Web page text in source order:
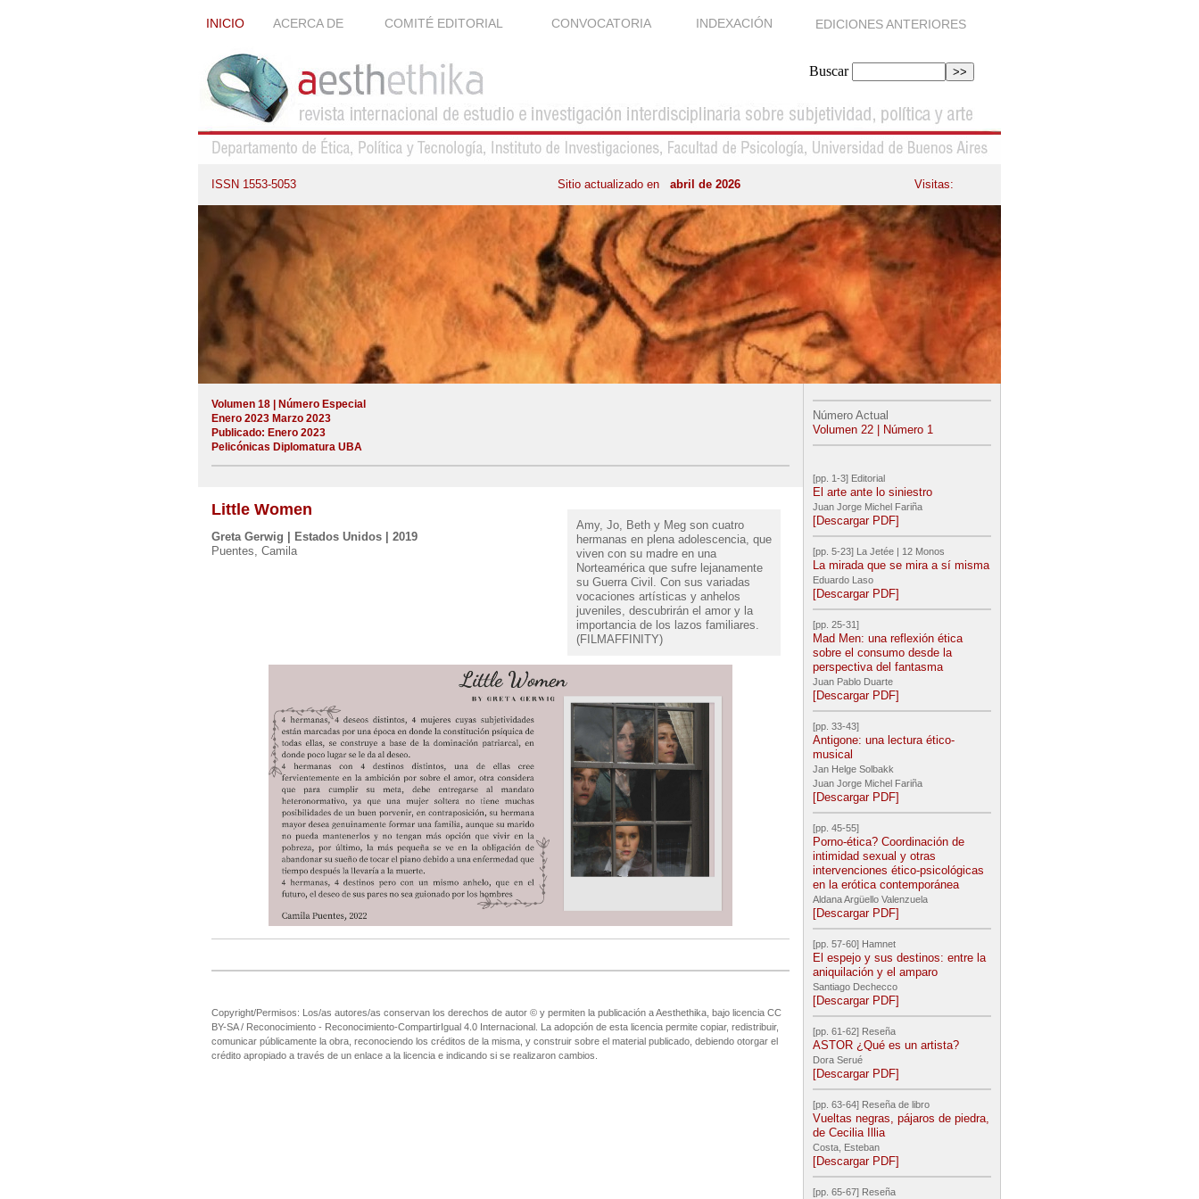
INICIO ACERCA DE COMITÉ EDITORIAL CONVOCATORIA INDEXACIÓN EDICIONES ANTERIORES
Buscar
ISSN 1553-5053 Sitio actualizado en abril de 2026 Visitas:
Volumen 18 | Número Especial
Enero 2023 Marzo 2023
Publicado: Enero 2023
Pelicónicas Diplomatura UBA
Amy, Jo, Beth y Meg son cuatro
hermanas en plena adolescencia, que
viven con su madre en una
Norteamérica que sufre lejanamente
su Guerra Civil. Con sus variadas
vocaciones artísticas y anhelos
juveniles, descubrirán el amor y la
importancia de los lazos familiares.
(FILMAFFINITY)
Little Women
Greta Gerwig | Estados Unidos | 2019
Puentes, Camila
Copyright/Permisos: Los/as autores/as conservan los derechos de autor © y permiten la publicación a Aesthethika, bajo licencia CC
BY-SA / Reconocimiento - Reconocimiento-CompartirIgual 4.0 Internacional. La adopción de esta licencia permite copiar, redistribuir,
comunicar públicamente la obra, reconociendo los créditos de la misma, y construir sobre el material publicado, debiendo otorgar el
crédito apropiado a través de un enlace a la licencia e indicando si se realizaron cambios.
Número Actual
Volumen 22 | Número 1
[pp. 1-3] Editorial
El arte ante lo siniestro
Juan Jorge Michel Fariña
[Descargar PDF]
[pp. 5-23] La Jetée | 12 Monos
La mirada que se mira a sí misma
Eduardo Laso
[Descargar PDF]
[pp. 25-31]
Mad Men: una reflexión ética
sobre el consumo desde la
perspectiva del fantasma
Juan Pablo Duarte
[Descargar PDF]
[pp. 33-43]
Antigone: una lectura ético-
musical
Jan Helge Solbakk
Juan Jorge Michel Fariña
[Descargar PDF]
[pp. 45-55]
Porno-ética? Coordinación de
intimidad sexual y otras
intervenciones ético-psicológicas
en la erótica contemporánea
Aldana Argüello Valenzuela
[Descargar PDF]
[pp. 57-60] Hamnet
El espejo y sus destinos: entre la
aniquilación y el amparo
Santiago Dechecco
[Descargar PDF]
[pp. 61-62] Reseña
ASTOR ¿Qué es un artista?
Dora Serué
[Descargar PDF]
[pp. 63-64] Reseña de libro
Vueltas negras, pájaros de piedra,
de Cecilia Illia
Costa, Esteban
[Descargar PDF]
[pp. 65-67] Reseña